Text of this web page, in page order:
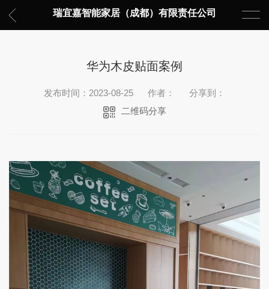
瑞宜嘉智能家居（成都）有限责任公司
华为木皮贴面案例
发布时间：2023-08-25 作者：
分享到：
二维码分享